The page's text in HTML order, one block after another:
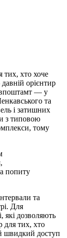
тих, хто хоче
орієнтир
— у
та
і затишних
з типовою
тому
попиту
та
Для
які дозволяють
для тих, хто
швидкий доступ